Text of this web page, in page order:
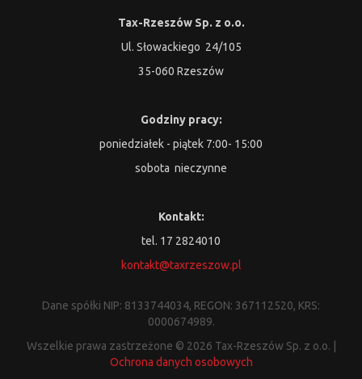
Tax-Rzeszów Sp. z o.o.
Ul. Słowackiego 24/105
35-060 Rzeszów
Godziny pracy:
poniedziałek - piątek 7:00- 15:00
sobota nieczynne
Kontakt:
tel. 17 2824010
kontakt@taxrzeszow.pl
Dane spółki NIP: 8133744034, REGON: 367112520, KRS:
0000674989.
Wszelkie prawa zastrzeżone © 2026 Tax-Rzeszów Sp. z o.o. |
Ochrona danych osobowych